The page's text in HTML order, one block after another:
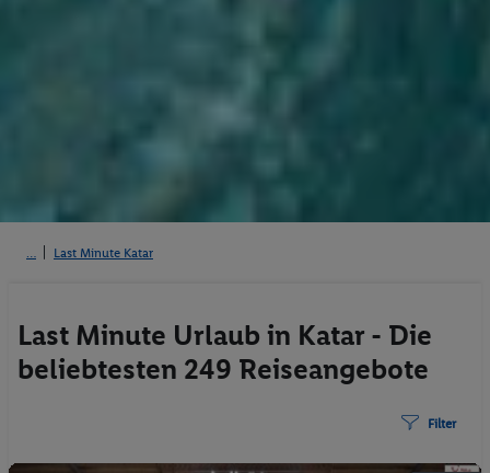
Last Minute Katar
Last Minute Urlaub in Katar - Die
beliebtesten 249 Reiseangebote
Filter